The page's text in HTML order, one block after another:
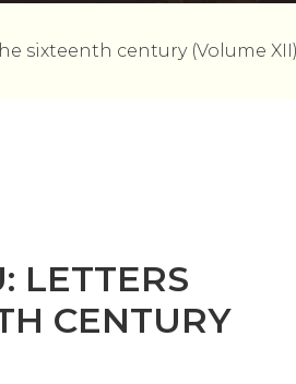
sixteenth century (Volume
LETTERS
CENTURY